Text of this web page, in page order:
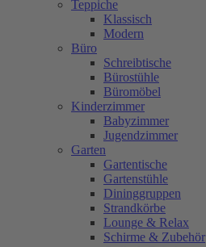
Teppiche
Klassisch
Modern
Büro
Schreibtische
Bürostühle
Büromöbel
Kinderzimmer
Babyzimmer
Jugendzimmer
Garten
Gartentische
Gartenstühle
Dininggruppen
Strandkörbe
Lounge & Relax
Schirme & Zubehör